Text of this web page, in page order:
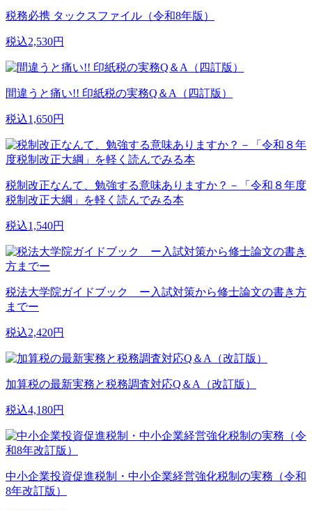
税務必携 タックスファイル（令和8年版）
税込2,530円
間違うと痛い!! 印紙税の実務Q＆A（四訂版）
税込1,650円
税制改正なんて、勉強する意味ありますか？－「令和８年度
税制改正大綱」を軽く読んでみる本
税込1,540円
税法大学院ガイドブック ー入試対策から修士論文の書き方
までー
税込2,420円
加算税の最新実務と税務調査対応Q＆A（改訂版）
税込4,180円
中小企業投資促進税制・中小企業経営強化税制の実務（令和
8年改訂版）